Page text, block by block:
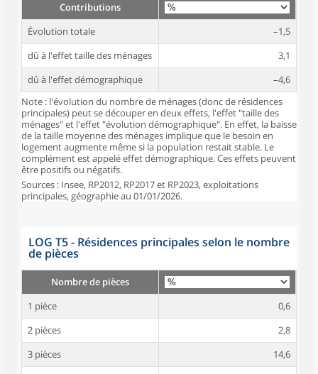
Contributions
Évolution totale
–1,5
dû à l'effet taille des ménages
3,1
dû à l'effet démographique
–4,6
Note : l'évolution du nombre de ménages (donc de résidences
principales) peut se découper en deux effets, l'effet "taille des
ménages" et l'effet "évolution démographique". En effet, la baisse
de la taille moyenne des ménages implique que le besoin en
logement augmente même si la population restait stable. Le
complément est appelé effet démographique. Ces effets peuvent
être positifs ou négatifs.
Sources : Insee, RP2012, RP2017 et RP2023, exploitations
principales, géographie au 01/01/2026.
LOG T5 - Résidences principales selon le nombre
de pièces
Nombre de pièces
1 pièce
0,6
2 pièces
2,8
3 pièces
14,6